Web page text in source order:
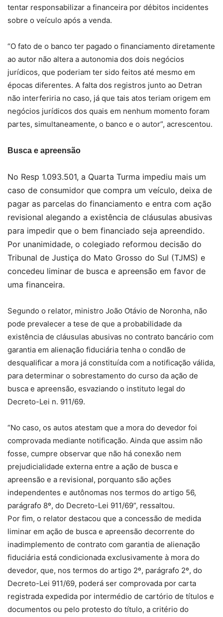
tentar responsabilizar a financeira por débitos incidentes
sobre o veículo após a venda.
“O fato de o banco ter pagado o financiamento diretamente
ao autor não altera a autonomia dos dois negócios
jurídicos, que poderiam ter sido feitos até mesmo em
épocas diferentes. A falta dos registros junto ao Detran
não interferiria no caso, já que tais atos teriam origem em
negócios jurídicos dos quais em nenhum momento foram
partes, simultaneamente, o banco e o autor”, acrescentou.
Busca e apreensão
No Resp 1.093.501, a Quarta Turma impediu mais um
caso de consumidor que compra um veículo, deixa de
pagar as parcelas do financiamento e entra com ação
revisional alegando a existência de cláusulas abusivas
para impedir que o bem financiado seja apreendido.
Por unanimidade, o colegiado reformou decisão do
Tribunal de Justiça do Mato Grosso do Sul (TJMS) e
concedeu liminar de busca e apreensão em favor de
uma financeira.
Segundo o relator, ministro João Otávio de Noronha, não
pode prevalecer a tese de que a probabilidade da
existência de cláusulas abusivas no contrato bancário com
garantia em alienação fiduciária tenha o condão de
desqualificar a mora já constituída com a notificação válida,
para determinar o sobrestamento do curso da ação de
busca e apreensão, esvaziando o instituto legal do
Decreto-Lei n. 911/69.
“No caso, os autos atestam que a mora do devedor foi
comprovada mediante notificação. Ainda que assim não
fosse, cumpre observar que não há conexão nem
prejudicialidade externa entre a ação de busca e
apreensão e a revisional, porquanto são ações
independentes e autônomas nos termos do artigo 56,
parágrafo 8º, do Decreto-Lei 911/69”, ressaltou.
Por fim, o relator destacou que a concessão de medida
liminar em ação de busca e apreensão decorrente do
inadimplemento de contrato com garantia de alienação
fiduciária está condicionada exclusivamente à mora do
devedor, que, nos termos do artigo 2º, parágrafo 2º, do
Decreto-Lei 911/69, poderá ser comprovada por carta
registrada expedida por intermédio de cartório de títulos e
documentos ou pelo protesto do título, a critério do